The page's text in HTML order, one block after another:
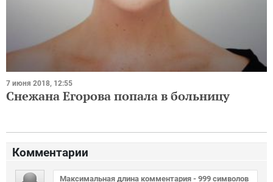
7 июня 2018, 12:55
Снежана Егорова попала в больницу
Комментарии